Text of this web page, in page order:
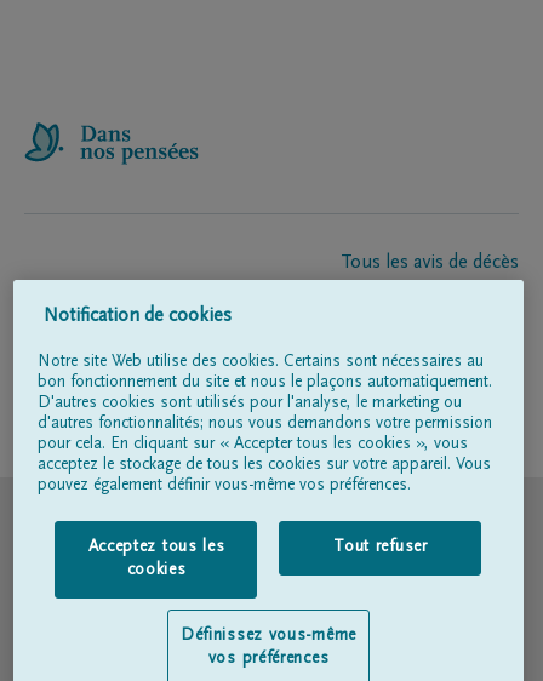
Tous les avis de décès
Entrepreneur de pompes funèbres
Suivez-nous sur
Conditions d'utilisation
Déclaration relative à la vie privée
Déclaration d’accessibilité
Notification de cookies
Notre site Web utilise des cookies. Certains sont nécessaires au
bon fonctionnement du site et nous le plaçons automatiquement.
D'autres cookies sont utilisés pour l'analyse, le marketing ou
d'autres fonctionnalités; nous vous demandons votre permission
pour cela. En cliquant sur « Accepter tous les cookies », vous
acceptez le stockage de tous les cookies sur votre appareil. Vous
pouvez également définir vous-même vos préférences.
Acceptez tous les
cookies
Tout refuser
Définissez vous-même
vos préférences